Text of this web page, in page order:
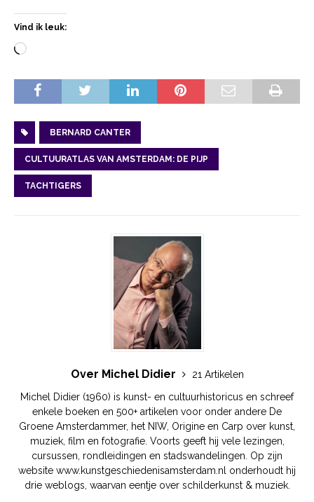
Vind ik leuk:
BERNARD CANTER
CULTUURATLAS VAN AMSTERDAM: DE PIJP
TACHTIGERS
Over Michel Didier
21 Artikelen
Michel Didier (1960) is kunst- en cultuurhistoricus en schreef
enkele boeken en 500+ artikelen voor onder andere De
Groene Amsterdammer, het NIW, Origine en Carp over kunst,
muziek, film en fotografie. Voorts geeft hij vele lezingen,
cursussen, rondleidingen en stadswandelingen. Op zijn
website www.kunstgeschiedenisamsterdam.nl onderhoudt hij
drie weblogs, waarvan eentje over schilderkunst & muziek.